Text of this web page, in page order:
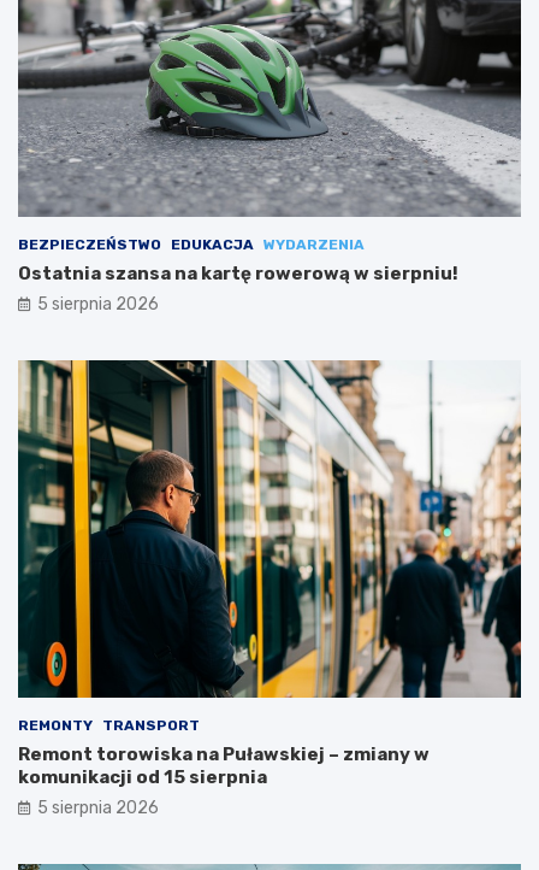
BEZPIECZEŃSTWO EDUKACJA WYDARZENIA
Ostatnia szansa na kartę rowerową w sierpniu!
5 sierpnia 2026
REMONTY TRANSPORT
Remont torowiska na Puławskiej – zmiany w
komunikacji od 15 sierpnia
5 sierpnia 2026